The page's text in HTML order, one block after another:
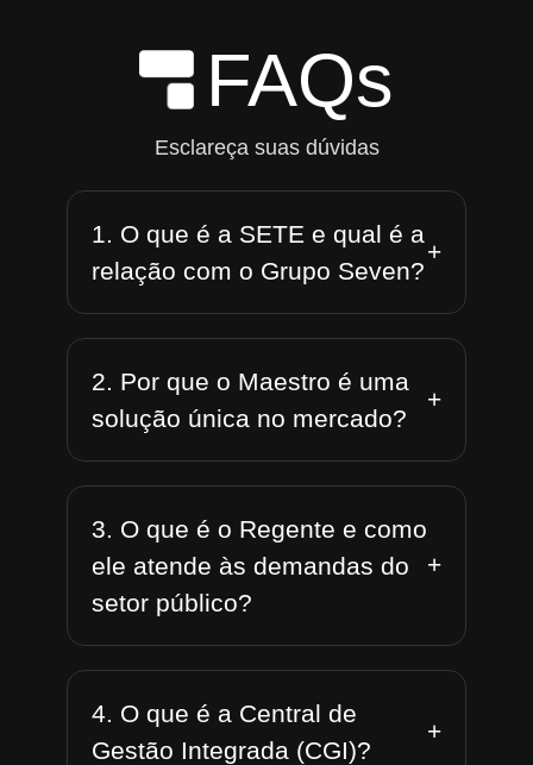
FAQs
Esclareça suas dúvidas
1. O que é a SETE e qual é a
relação com o Grupo Seven?
+
2. Por que o Maestro é uma
solução única no mercado?
+
3. O que é o Regente e como
ele atende às demandas do
setor público?
+
4. O que é a Central de
Gestão Integrada (CGI)?
+